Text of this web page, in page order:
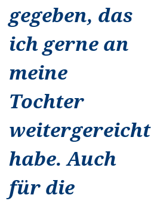
gegeben, das
ich gerne an
meine
Tochter
weitergereicht
habe. Auch
für die